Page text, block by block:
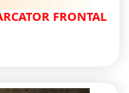
FRONTAL